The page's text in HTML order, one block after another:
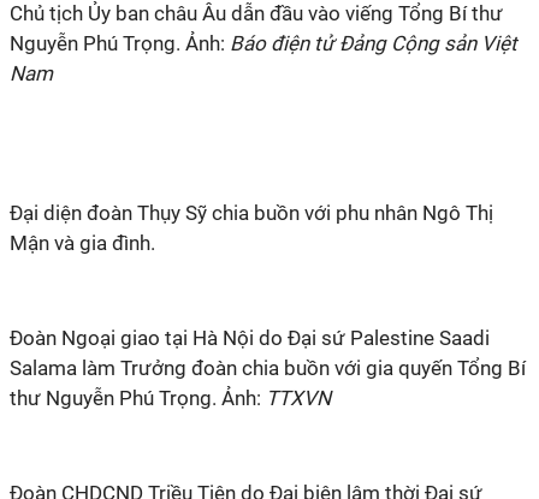
Chủ tịch Ủy ban châu Âu dẫn đầu vào viếng Tổng Bí thư
Nguyễn Phú Trọng. Ảnh: Báo điện tử Đảng Cộng sản Việt
Nam
Đại diện đoàn Thụy Sỹ chia buồn với phu nhân Ngô Thị
Mận và gia đình.
Đoàn Ngoại giao tại Hà Nội do Đại sứ Palestine Saadi
Salama làm Trưởng đoàn chia buồn với gia quyến Tổng Bí
thư Nguyễn Phú Trọng. Ảnh: TTXVN
Đoàn CHDCND Triều Tiên do Đại biện lâm thời Đại sứ